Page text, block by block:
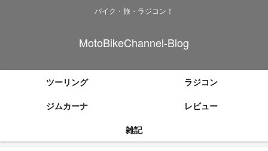
バイク・旅・ラジコン！
MotoBikeChannel-Blog
ツーリング
ラジコン
ジムカーナ
レビュー
雑記